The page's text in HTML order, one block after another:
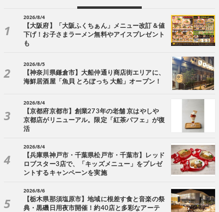
2026/8/4
【大阪府】「大阪ふくちぁん」メニュー改訂＆値
下げ！お子さまラーメン無料やアイスプレゼント
も
2026/8/5
【神奈川県鎌倉市】大船仲通り商店街エリアに、
海鮮居酒屋「魚貝 とろぼっち 大船」オープン！
2026/8/4
【京都府京都市】創業273年の老舗 京はやしや
京都店がリニューアル。限定「紅茶パフェ」が復
活
2026/8/4
【兵庫県神戸市・千葉県松戸市・千葉市】レッド
ロブスター3店で、「キッズメニュー」をプレゼ
ントするキャンペーンを実施
2026/8/6
【栃木県那須塩原市】地域に根差す食と音楽の祭
典・黒磯日用夜市開催！約40店と多彩なアーテ